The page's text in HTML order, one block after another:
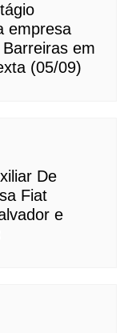
empresa
em
(05/09)
De
Fiat
e